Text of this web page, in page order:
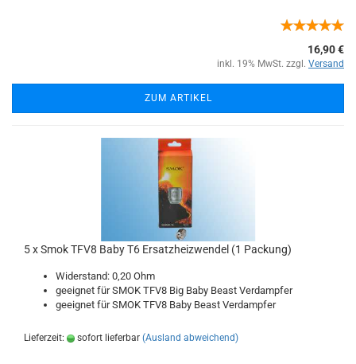
16,90 €
inkl. 19% MwSt. zzgl. Versand
ZUM ARTIKEL
5 x Smok TFV8 Baby T6 Ersatzheizwendel (1 Packung)
Widerstand: 0,20 Ohm
geeignet für SMOK TFV8 Big Baby Beast Verdampfer
geeignet für SMOK TFV8 Baby Beast Verdampfer
Lieferzeit: sofort lieferbar (Ausland abweichend)